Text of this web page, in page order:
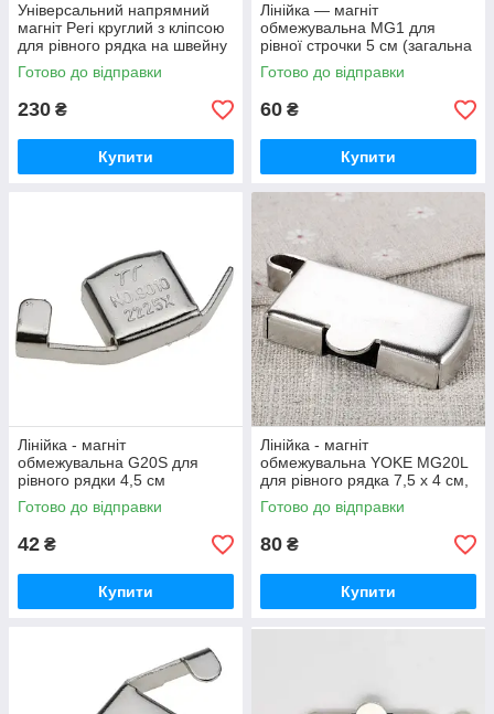
Універсальний напрямний
магніт Peri круглий з кліпсою
для рівного рядка на швейну
машину (7248)
Готово до відправки
230 ₴
Купити
Лінійка — магніт
обмежувальна MG1 для
рівної строчки 5 см (загальна
довжина) (6313)
Готово до відправки
60 ₴
Купити
Лінійка - магніт
обмежувальна G20S для
рівного рядки 4,5 см
(загальна довжина) (6289)
Готово до відправки
42 ₴
Купити
Лінійка - магніт
обмежувальна YOKE MG20L
для рівного рядка 7,5 х 4 см,
великий (6349)
Готово до відправки
80 ₴
Купити